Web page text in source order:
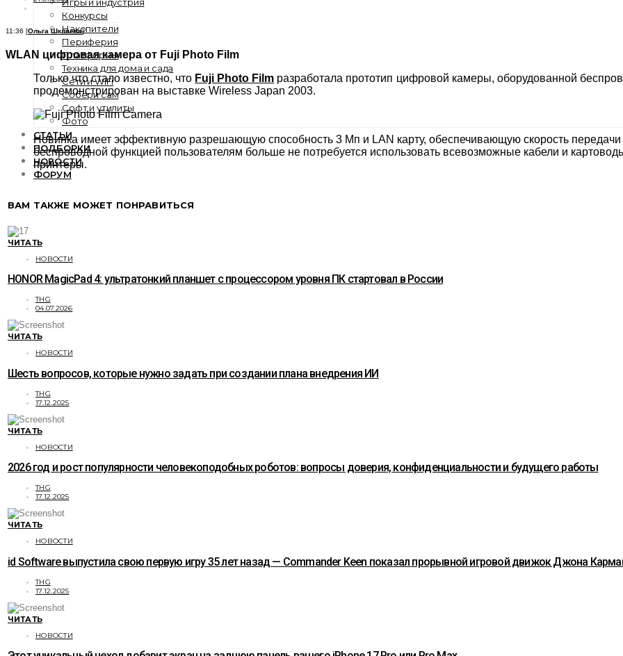
Конкурсы
Накопители
Периферия
Платформы
Техника для дома и сада
Сети и WiFi
Собери сам
Софт и утилиты
Фото
СТАТЬИ
ПОДБОРКИ
НОВОСТИ
ФОРУМ
11:36 [Ольга Шкляева]
WLAN цифровая камера от Fuji Photo Film
Только что стало известно, что Fuji Photo Film разработала прототип цифровой камеры, оборудованной
продемонстрирован на выставке Wireless Japan 2003.
Новинка имеет эффективную разрешающую способность 3 Мп и LAN карту, обеспечивающую скорость
беспроводной функцией пользователям больше не потребуется использовать всевозможные кабели и
принтеры.
ВАМ ТАКЖЕ МОЖЕТ ПОНРАВИТЬСЯ
ЧИТАТЬ
НОВОСТИ
HONOR MagicPad 4: ультратонкий планшет с процессором уровня ПК стартовал в России
THG
04.07.2026
ЧИТАТЬ
НОВОСТИ
Шесть вопросов, которые нужно задать при создании плана внедрения ИИ
THG
17.12.2025
ЧИТАТЬ
НОВОСТИ
2026 год и рост популярности человекоподобных роботов: вопросы доверия, конфиденциальности и будущего работы
THG
17.12.2025
ЧИТАТЬ
НОВОСТИ
id Software выпустила свою первую игру 35 лет назад — Commander Keen показал прорывной игровой движок Джона
THG
17.12.2025
ЧИТАТЬ
НОВОСТИ